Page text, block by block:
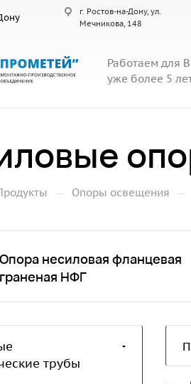
г. Ростов-на-Дону, ул.
Мечникова, 148
Работаем для
уже более 5
— Опоры освещения —
Опора несиловая фланцевая
граненая НФГ
трубы